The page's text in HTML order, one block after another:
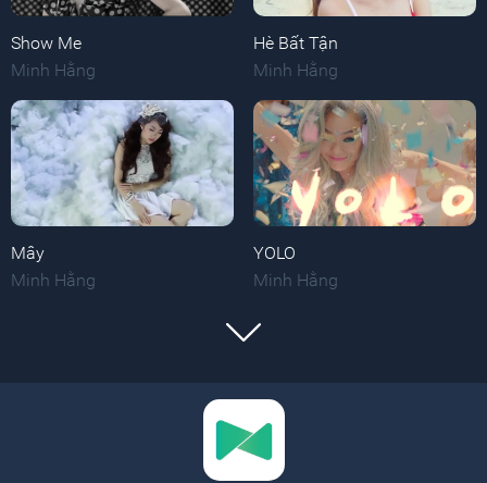
Show Me
Minh Hằng
Hè Bất Tận
Minh Hằng
Mây
Minh Hằng
YOLO
Minh Hằng